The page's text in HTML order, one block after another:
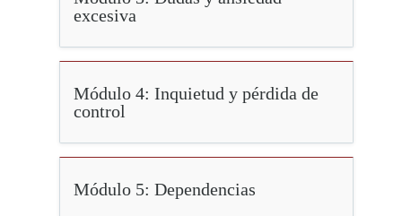
excesiva
Módulo 4: Inquietud y pérdida de
control
Módulo 5: Dependencias